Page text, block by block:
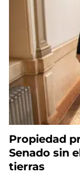
Propiedad
Senado sin
tierras